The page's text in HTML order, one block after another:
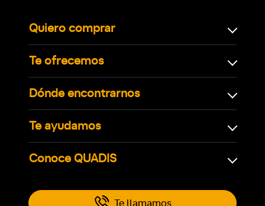
Quiero comprar
Te ofrecemos
Dónde encontrarnos
Te ayudamos
Conoce QUADIS
Te llamamos